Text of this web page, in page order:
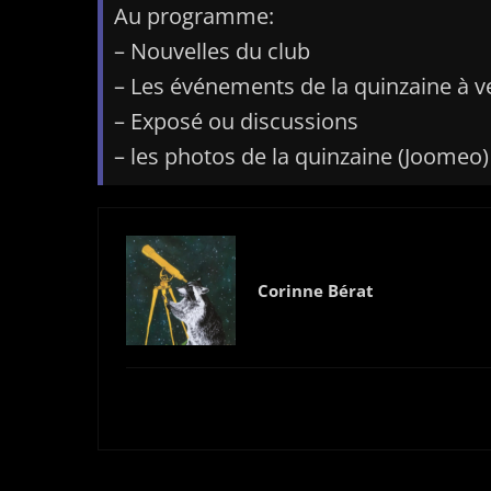
Au programme:
– Nouvelles du club
– Les événements de la quinzaine à
– Exposé ou discussions
– les photos de la quinzaine (Joomeo)
Corinne Bérat